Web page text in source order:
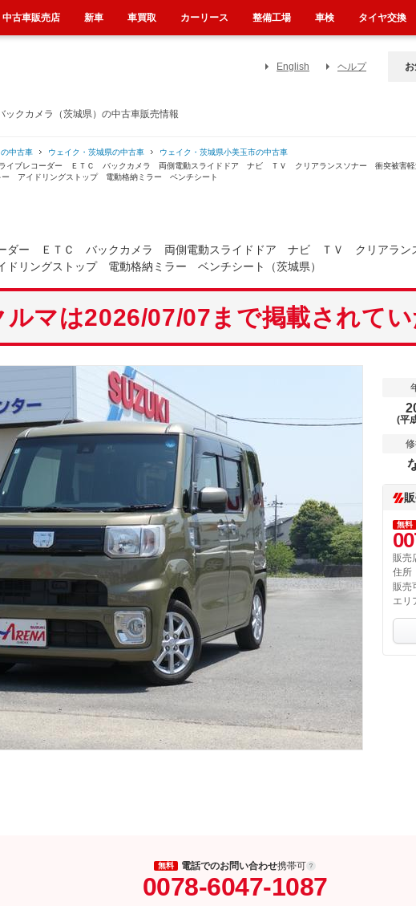
クカメラ（茨城県）の中古車販売情報
English ヘルプ
中古車 ウェイク・茨城県の中古車
ウェイク・茨城県小美玉市の中古車
ライブレコーダー ＥＴＣ バックカメラ 両側電動スライドドア ナビ ＴＶ クリアランスソナー 衝突被害軽
アイドリングストップ 電動格納ミラー ベンチシート
ダー ＥＴＣ バックカメラ 両側電動スライドドア ナビ ＴＶ クリアラン
リングストップ 電動格納ミラー ベンチシート（茨城県）
ルマは2026/07/07まで掲載されて
(平
無料
販売
住所
販売
エリ
無料 電話でのお問い合わせ携帯可
0078-6047-1087
中古車販売店 新車 車買取 カーリース 整備工場 車検 タイヤ交換